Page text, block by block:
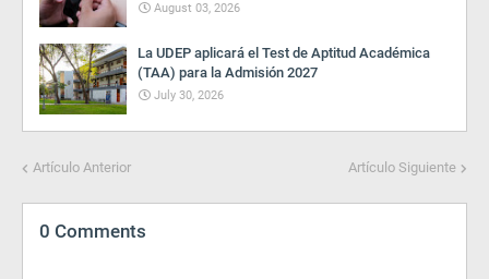
August 03, 2026
La UDEP aplicará el Test de Aptitud Académica
(TAA) para la Admisión 2027
July 30, 2026
Artículo Anterior Artículo Siguiente
0 Comments